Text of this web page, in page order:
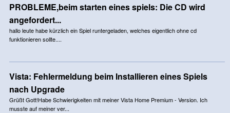
PROBLEME,beim starten eines spiels: Die CD wird
angefordert...
hallo leute habe kürzlich ein Spiel runtergeladen, welches eigentlich ohne cd
funktionieren sollte....
Vista: Fehlermeldung beim Installieren eines Spiels
nach Upgrade
Grüßt Gott!Habe Schwierigkeiten mit meiner Vista Home Premium - Version. Ich
musste auf meiner ver...